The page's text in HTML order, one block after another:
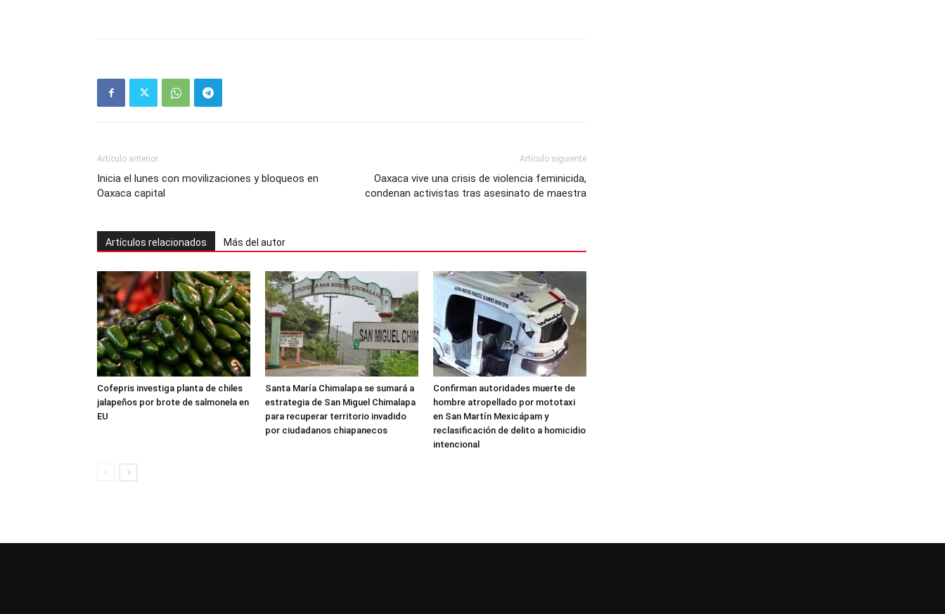
Artículo anterior
Inicia el lunes con movilizaciones y bloqueos en
Oaxaca capital
Artículo siguiente
Oaxaca vive una crisis de violencia feminicida,
condenan activistas tras asesinato de maestra
Artículos relacionados Más del autor
Cofepris investiga planta de chiles
jalapeños por brote de salmonela en
EU
Santa María Chimalapa se sumará a
estrategia de San Miguel Chimalapa
para recuperar territorio invadido
por ciudadanos chiapanecos
Confirman autoridades muerte de
hombre atropellado por mototaxi
en San Martín Mexicápam y
reclasificación de delito a homicidio
intencional